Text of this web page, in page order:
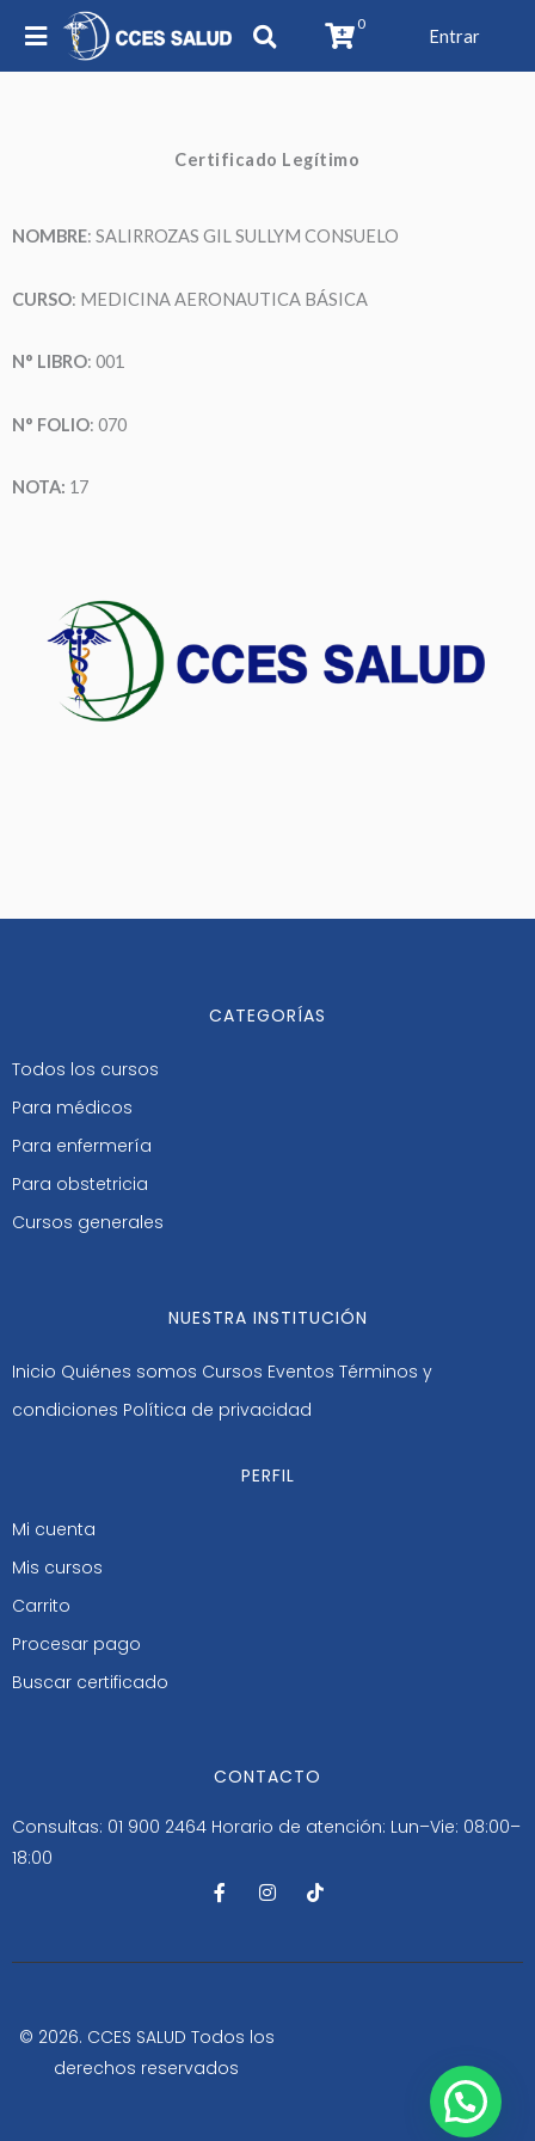
0
Entrar
Certificado Legítimo
NOMBRE: SALIRROZAS GIL SULLYM CONSUELO
CURSO: MEDICINA AERONAUTICA BÁSICA
N° LIBRO: 001
N° FOLIO: 070
NOTA: 17
CATEGORÍAS
Todos los cursos
Para médicos
Para enfermería
Para obstetricia
Cursos generales
NUESTRA INSTITUCIÓN
Inicio Quiénes somos Cursos Eventos Términos y
condiciones Política de privacidad
PERFIL
Mi cuenta
Mis cursos
Carrito
Procesar pago
Buscar certificado
CONTACTO
Consultas: 01 900 2464 Horario de atención: Lun–Vie: 08:00–
18:00
F
a
b
-
I
n
a
m
T
i
o
© 2026. CCES SALUD Todos los
derechos reservados